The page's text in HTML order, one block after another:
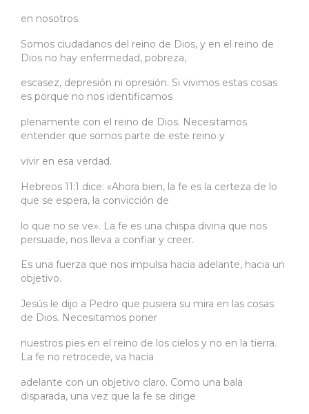
en nosotros.
Somos ciudadanos del reino de Dios, y en el reino de
Dios no hay enfermedad, pobreza,
escasez, depresión ni opresión. Si vivimos estas cosas
es porque no nos identificamos
plenamente con el reino de Dios. Necesitamos
entender que somos parte de este reino y
vivir en esa verdad.
Hebreos 11:1 dice: «Ahora bien, la fe es la certeza de lo
que se espera, la convicción de
lo que no se ve». La fe es una chispa divina que nos
persuade, nos lleva a confiar y creer.
Es una fuerza que nos impulsa hacia adelante, hacia un
objetivo.
Jesús le dijo a Pedro que pusiera su mira en las cosas
de Dios. Necesitamos poner
nuestros pies en el reino de los cielos y no en la tierra.
La fe no retrocede, va hacia
adelante con un objetivo claro. Como una bala
disparada, una vez que la fe se dirige